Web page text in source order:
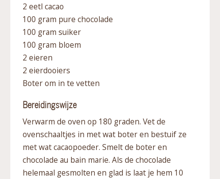
2 eetl cacao
100 gram pure chocolade
100 gram suiker
100 gram bloem
2 eieren
2 eierdooiers
Boter om in te vetten
Bereidingswijze
Verwarm de oven op 180 graden. Vet de
ovenschaaltjes in met wat boter en bestuif ze
met wat cacaopoeder. Smelt de boter en
chocolade au bain marie. Als de chocolade
helemaal gesmolten en glad is laat je hem 10